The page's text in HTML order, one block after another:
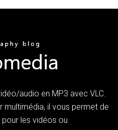
audio en MP3 avec VLC.
multimédia, il vous permet de
les vidéos ou